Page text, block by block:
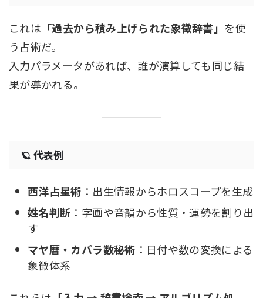
これは 「過去から積み上げられた象徴辞書」 を使
う占術だ。
入力パラメータがあれば、誰が演算しても同じ結
果が導かれる。
🪐 代表例
西洋占星術 ：出生情報からホロスコープを生成
姓名判断 ：字画や音韻から性質・運勢を割り出
す
マヤ暦・カバラ数秘術 ：日付や数の変換による
象徴体系